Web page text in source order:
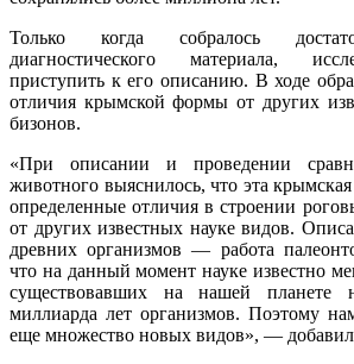
Только когда собралось
диагностического материала,
приступить к его описанию. В ходе
отличия крымской формы от других
бизонов.
«При описании и проведении
животного выяснилось, что эта
определенные отличия в строении
от других известных науке видов.
древних организмов — работа
что на данный момент науке известно
существовавших на нашей планете
миллиарда лет организмов. Поэтому
еще множество новых видов», — добавил